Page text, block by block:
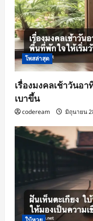
โพสล่าสุด
เรื่องมงคลเช้าวันอ
เบาขึ้น
codeream มิถุนายน